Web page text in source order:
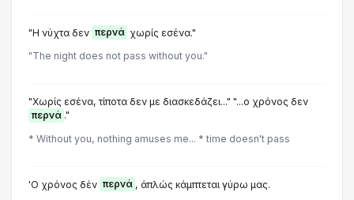
"Η νύχτα δεν περνά χωρίς εσένα."
"The night does not pass without you."
"Χωρίς εσένα, τίποτα δεν με διασκεδάζει..." "...ο χρόνος δεν
περνά ."
* Without you, nothing amuses me... * time doesn't pass
'Ο χρόνος δέν περνά , άπλώς κάμπτεται γύρω μας.